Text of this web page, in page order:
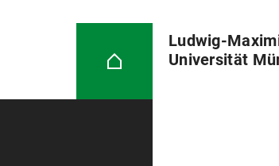
Ludwig-
Universität